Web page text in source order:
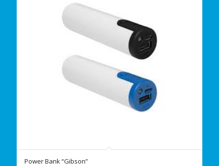
Power Bank “Gibson”